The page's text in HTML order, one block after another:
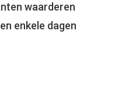
waarderen
enkele dagen